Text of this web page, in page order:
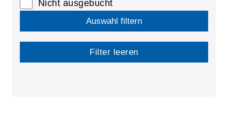
Nicht ausgebucht
Auswahl filtern
Filter leeren